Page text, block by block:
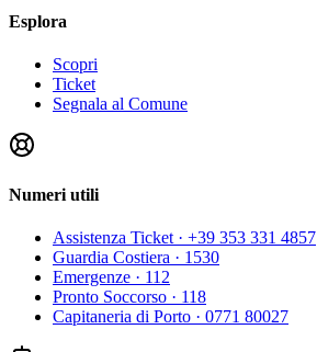
Esplora
Scopri
Ticket
Segnala al Comune
Numeri utili
Assistenza Ticket· +39 353 331 4857
Guardia Costiera · 1530
Emergenze · 112
Pronto Soccorso · 118
Capitaneria di Porto · 0771 80027